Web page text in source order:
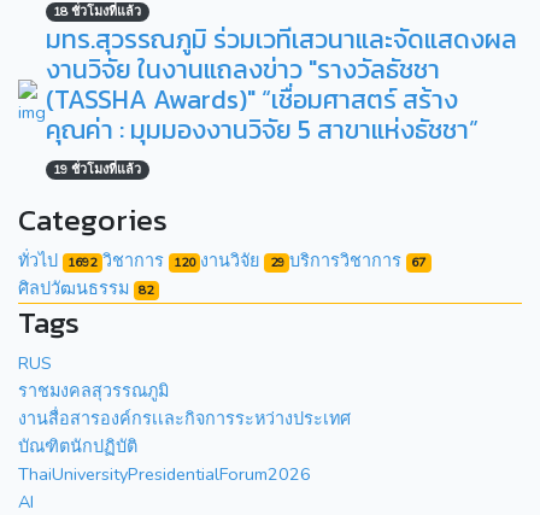
18 ชั่วโมงที่แล้ว
มทร.สุวรรณภูมิ ร่วมเวทีเสวนาและจัดแสดงผล
งานวิจัย ในงานแถลงข่าว "รางวัลธัชชา
(TASSHA Awards)" “เชื่อมศาสตร์ สร้าง
คุณค่า : มุมมองงานวิจัย 5 สาขาแห่งธัชชา”
19 ชั่วโมงที่แล้ว
Categories
ทั่วไป 1692 วิชาการ 120 งานวิจัย 29 บริการวิชาการ 67
ศิลปวัฒนธรรม 82
Tags
RUS
ราชมงคลสุวรรณภูมิ
งานสื่อสารองค์กรเเละกิจการระหว่างประเทศ
บัณฑิตนักปฏิบัติ
ThaiUniversityPresidentialForum2026
AI